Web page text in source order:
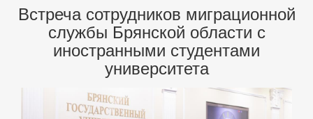
Встреча сотрудников миграционной
службы Брянской области с
иностранными студентами
университета